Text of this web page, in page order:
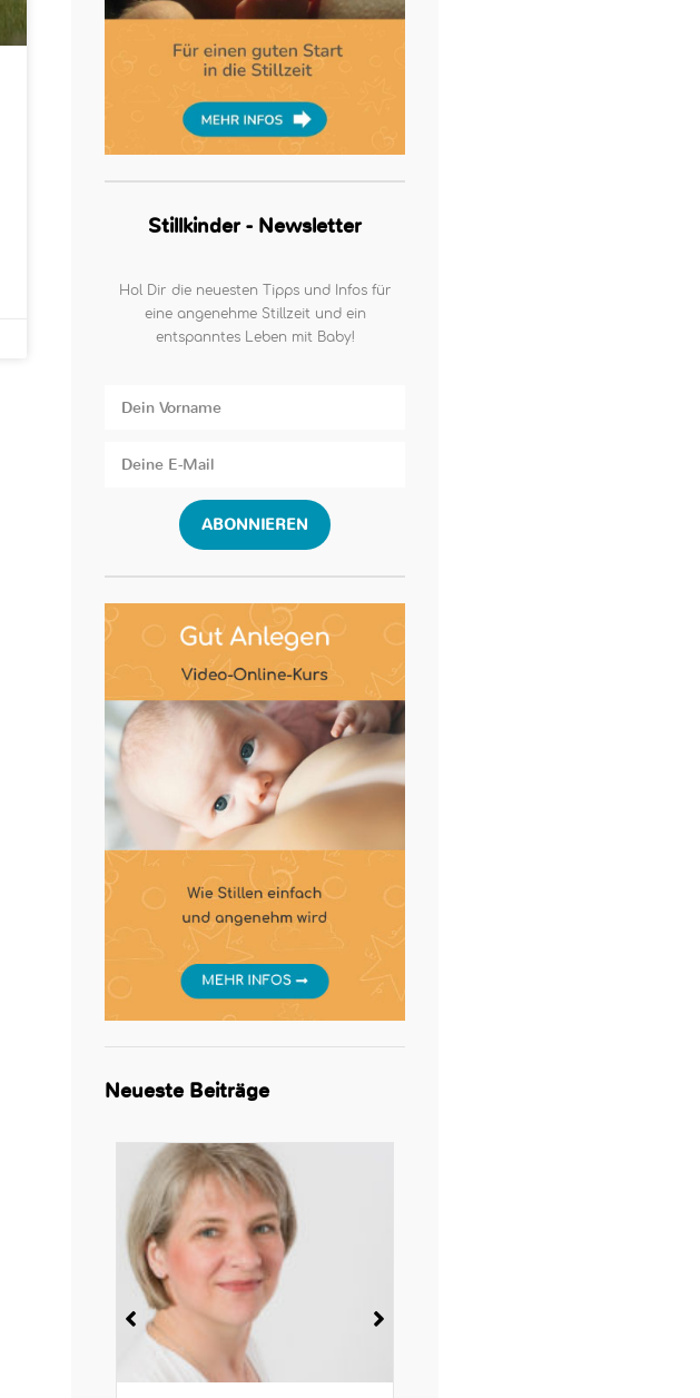
Stillkinder - Newsletter
Hol Dir die neuesten Tipps und Infos für
eine angenehme Stillzeit und ein
entspanntes Leben mit Baby!
ABONNIEREN
Neueste Beiträge